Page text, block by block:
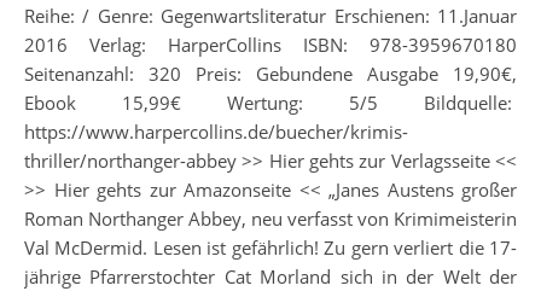
Reihe: / Genre: Gegenwartsliteratur Erschienen: 11.Januar
2016 Verlag: HarperCollins ISBN: 978-3959670180
Seitenanzahl: 320 Preis: Gebundene Ausgabe 19,90€,
Ebook 15,99€ Wertung: 5/5 Bildquelle:
https://www.harpercollins.de/buecher/krimis-
thriller/northanger-abbey >> Hier gehts zur Verlagsseite <<
>> Hier gehts zur Amazonseite << „Janes Austens großer
Roman Northanger Abbey, neu verfasst von Krimimeisterin
Val McDermid. Lesen ist gefährlich! Zu gern verliert die 17-
jährige Pfarrerstochter Cat Morland sich in der Welt der